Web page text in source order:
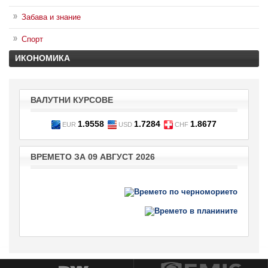
Забава и знание
Спорт
ИКОНОМИКА
ВАЛУТНИ КУРСОВЕ
EUR 1.9558 USD 1.7284 CHF 1.8677
ВРЕМЕТО ЗА 09 АВГУСТ 2026